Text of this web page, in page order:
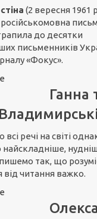
(2 вересня 1961
російськомовна
до десятки
письменників
«Фокус».
Ганна
речі на світі
найскладніше,
так, що
від читання важко.